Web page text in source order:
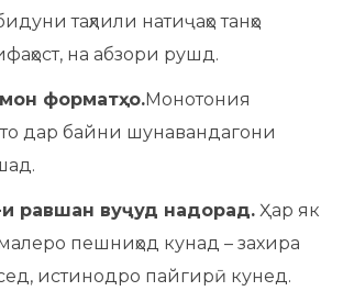
таҳлили натиҷаҳо танҳо
на абзори рушд.
форматҳо.Монотония
дар байни шунавандагони
равшан вуҷуд надорад. Ҳар як
пешниҳод кунад – захира
истинодро пайгирӣ кунед.